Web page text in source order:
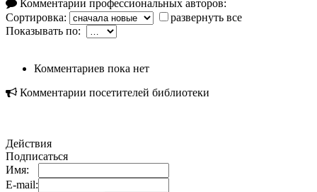
Комментарии профессиональных авторов:
Сортировка:
развернуть все
Показывать по:
Комментариев пока нет
Комментарии посетителей библиотеки
Действия
Подписаться
Имя:
E-mail: